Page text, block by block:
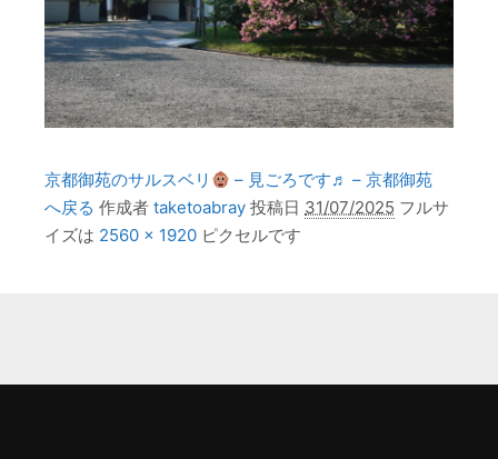
京都御苑のサルスベリ
– 見ごろです♬ – 京都御苑
へ戻る 作成者 taketoabray 投稿日 31/07/2025 フルサ
イズは 2560 × 1920 ピクセルです